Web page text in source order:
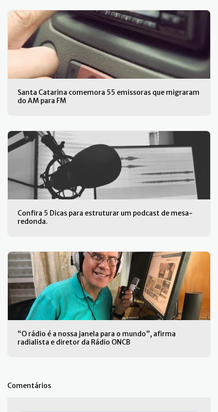
Santa Catarina comemora 55 emissoras que migraram
do AM para FM
Confira 5 Dicas para estruturar um podcast de mesa-
redonda.
“O rádio é a nossa janela para o mundo”, afirma
radialista e diretor da Rádio ONCB
Comentários